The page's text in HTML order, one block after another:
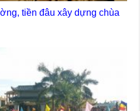
tiền đâu xây dựng chùa